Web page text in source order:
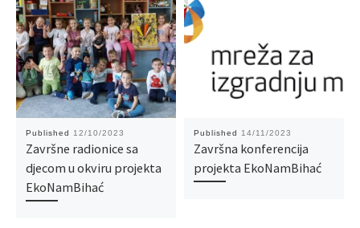
Published 12/10/2023
Završne radionice sa
djecom u okviru projekta
EkoNamBihać
Published 14/11/2023
Završna konferencija
projekta EkoNamBihać